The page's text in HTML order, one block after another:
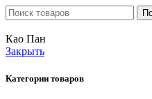
Као Пан
Закрыть
Категории товаров